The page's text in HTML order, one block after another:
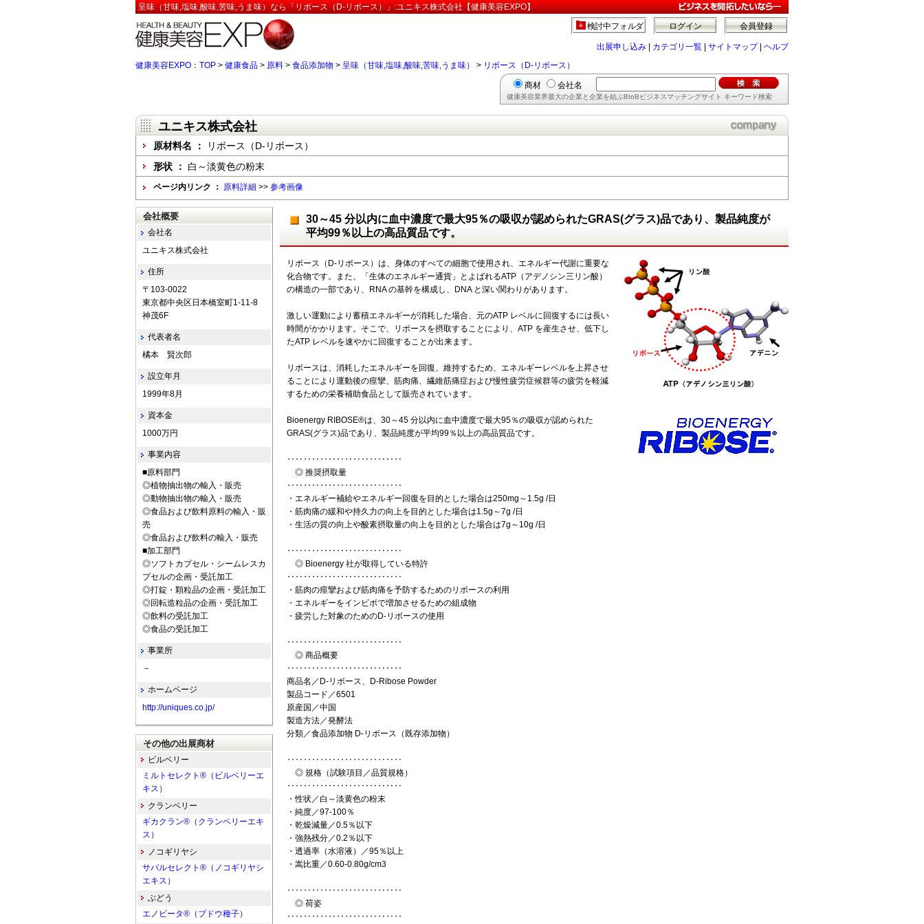
呈味（甘味,塩味,酸味,苦味,うま味）なら「リボース（D-リボース）」:ユニキス株式会社【健康美容EXPO】
会員登録
ログイン
検討中フォルダ
出展申し込み カテゴリ一覧 サイトマップ| ヘルプ
健康美容EXPO：TOP > 健康食品 > 原料 > 食品添加物 > 呈味（甘味,塩味,酸味,苦味,うま味） > リボース（D-リボース）
商材 会社名
健康美容業界最大の企業と企業を結ぶBtoBビジネスマッチングサイト キーワード検索
ユニキス株式会社
原材料名 ：
リボース（D-リボース）
形状 ： 白～淡黄色の粉末
ページ内リンク ： 原料詳細 >> 参考画像
30～45 分以内に血中濃度で最大95％の吸収が認められたGRAS(グラス)品であり、製品純度が
平均99％以上の高品質品です。
リボース（D-リボース）は、身体のすべての細胞で使用され、エネルギー代謝に重要な
化合物です。また、「生体のエネルギー通貨」とよばれるATP（アデノシン三リン酸）
の構造の一部であり、RNA の基幹を構成し、DNA と深い関わりがあります。
激しい運動により蓄積エネルギーが消耗した場合、元のATP レベルに回復するには長い
時間がかかります。そこで、リボースを摂取することにより、ATP を産生させ、低下し
たATP レベルを速やかに回復することが出来ます。
リボースは、消耗したエネルギーを回復、維持するため、エネルギーレベルを上昇させ
ることにより運動後の痙攣、筋肉痛、繊維筋痛症および慢性疲労症候群等の疲労を軽減
するための栄養補助食品として販売されています。
Bioenergy RIBOSE®は、30～45 分以内に血中濃度で最大95％の吸収が認められた
GRAS(グラス)品であり、製品純度が平均99％以上の高品質品です。
‥‥‥‥‥‥‥‥‥‥‥‥‥‥
◎ 推奨摂取量
‥‥‥‥‥‥‥‥‥‥‥‥‥‥
・エネルギー補給やエネルギー回復を目的とした場合は250mg～1.5g /日
・筋肉痛の緩和や持久力の向上を目的とした場合は1.5g～7g /日
・生活の質の向上や酸素摂取量の向上を目的とした場合は7g～10g /日
‥‥‥‥‥‥‥‥‥‥‥‥‥‥
◎ Bioenergy 社が取得している特許
‥‥‥‥‥‥‥‥‥‥‥‥‥‥
・筋肉の痙攣および筋肉痛を予防するためのリボースの利用
・エネルギーをインビボで増加させるための組成物
・疲労した対象のためのD-リボースの使用
‥‥‥‥‥‥‥‥‥‥‥‥‥‥
◎ 商品概要
‥‥‥‥‥‥‥‥‥‥‥‥‥‥
商品名／D-リボース、D-Ribose Powder
製品コード／6501
原産国／中国
製造方法／発酵法
分類／食品添加物 D-リボース（既存添加物）
‥‥‥‥‥‥‥‥‥‥‥‥‥‥
◎ 規格（試験項目／品質規格）
‥‥‥‥‥‥‥‥‥‥‥‥‥‥
・性状／白～淡黄色の粉末
・純度／97-100％
・乾燥減量／0.5％以下
・強熱残分／0.2％以下
・透過率（水溶液）／95％以上
・嵩比重／0.60-0.80g/cm3
‥‥‥‥‥‥‥‥‥‥‥‥‥‥
◎ 荷姿
‥‥‥‥‥‥‥‥‥‥‥‥‥‥
会社概要
会社名
ユニキス株式会社
住所
〒103-0022
東京都中央区日本橋室町1-11-8
神茂6F
代表者名
橘本 賢次郎
設立年月
1999年8月
資本金
1000万円
事業内容
■原料部門
◎植物抽出物の輸入・販売
◎動物抽出物の輸入・販売
◎食品および飲料原料の輸入・販
売
◎食品および飲料の輸入・販売
■加工部門
◎ソフトカプセル・シームレスカ
プセルの企画・受託加工
◎打錠・顆粒品の企画・受託加工
◎回転造粒品の企画・受託加工
◎飲料の受託加工
◎食品の受託加工
事業所
－
ホームページ
http://uniques.co.jp/
その他の出展商材
ビルベリー
ミルトセレクト®（ビルベリーエ
キス）
クランベリー
ギカクラン®（クランベリーエキ
ス）
ノコギリヤシ
サバルセレクト®（ノコギリヤシ
エキス）
ぶどう
エノビータ®（ブドウ種子）